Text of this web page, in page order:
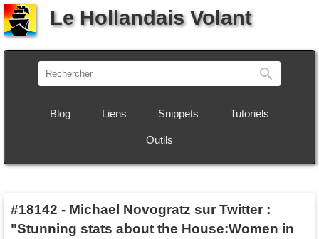
Le Hollandais Volant
Blog Liens Snippets Tutoriels
Outils
#18142 - Michael Novogratz sur Twitter :
"Stunning stats about the House:Women in